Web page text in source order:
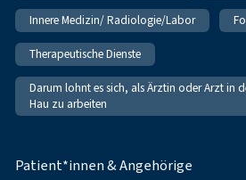
Innere Medizin/ Radiologie/Labor
Therapeutische Dienste
Darum lohnt es sich, als Ärztin oder Arzt in
Hau zu arbeiten
Patient*innen & Angehörige